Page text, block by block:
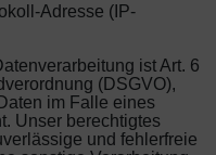
Adresse (IP-
ist Art. 6
(DSGVO),
im Falle eines
Unser berechtigtes
und fehlerfreie